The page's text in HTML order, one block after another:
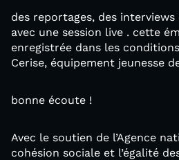
des reportages, des
avec une session live . cette
enregistrée dans les
Cerise, équipement jeunesse
bonne écoute !
Avec le soutien de l’Agence
cohésion sociale et l’égalité